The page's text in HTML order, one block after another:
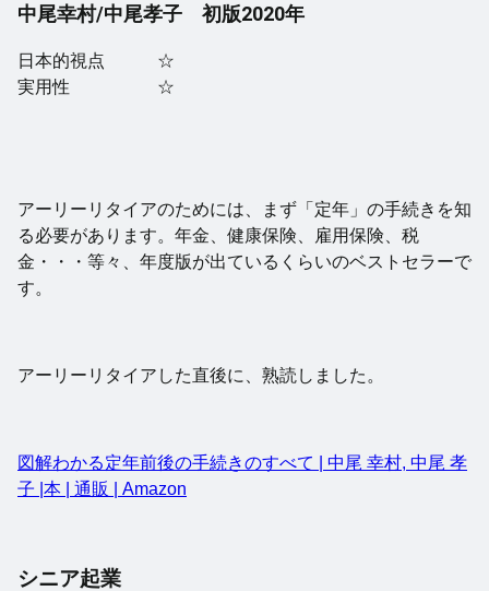
中尾幸村/中尾孝子 初版2020年
日本的視点 ☆
実用性 ☆
アーリーリタイアのためには、まず「定年」の手続きを知
る必要があります。年金、健康保険、雇用保険、税
金・・・等々、年度版が出ているくらいのベストセラーで
す。
アーリーリタイアした直後に、熟読しました。
図解わかる定年前後の手続きのすべて | 中尾 幸村, 中尾 孝
子 |本 | 通販 | Amazon
シニア起業